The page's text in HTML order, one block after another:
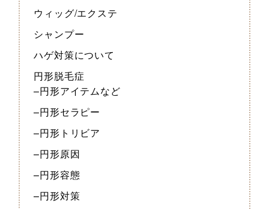
ウィッグ/エクステ
シャンプー
ハゲ対策について
円形脱毛症
–円形アイテムなど
–円形セラピー
–円形トリビア
–円形原因
–円形容態
–円形対策